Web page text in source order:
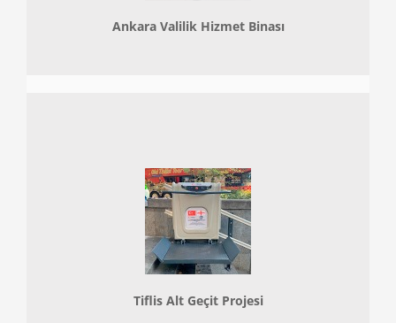
Ankara Valilik Hizmet Binası
Tiflis Alt Geçit Projesi